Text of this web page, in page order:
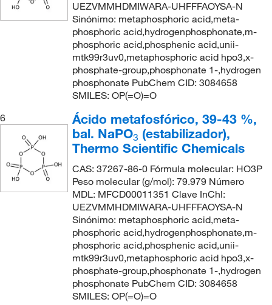
UEZVMMHDMIWARA-UHFFFAOYSA-N
Sinónimo: metaphosphoric acid,meta-
phosphoric acid,hydrogenphosphonate,m-
phosphoric acid,phosphenic acid,unii-
mtk99r3uv0,metaphosphoric acid hpo3,x-
phosphate-group,phosphonate 1-,hydrogen
phosphonate PubChem CID: 3084658
SMILES: OP(=O)=O
6
Ácido metafosfórico, 39-43 %,
bal. NaPO3 (estabilizador),
Thermo Scientific Chemicals
CAS: 37267-86-0 Fórmula molecular: HO3P
Peso molecular (g/mol): 79.979 Número
MDL: MFCD00011351 Clave InChI:
UEZVMMHDMIWARA-UHFFFAOYSA-N
Sinónimo: metaphosphoric acid,meta-
phosphoric acid,hydrogenphosphonate,m-
phosphoric acid,phosphenic acid,unii-
mtk99r3uv0,metaphosphoric acid hpo3,x-
phosphate-group,phosphonate 1-,hydrogen
phosphonate PubChem CID: 3084658
SMILES: OP(=O)=O